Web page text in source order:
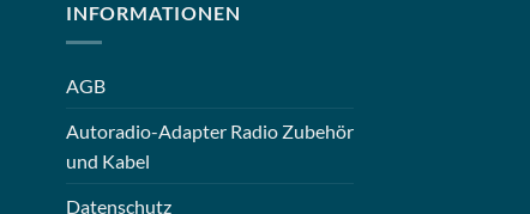
INFORMATIONEN
AGB
Autoradio-Adapter Radio Zubehör
und Kabel
Datenschutz